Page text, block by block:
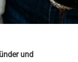
und